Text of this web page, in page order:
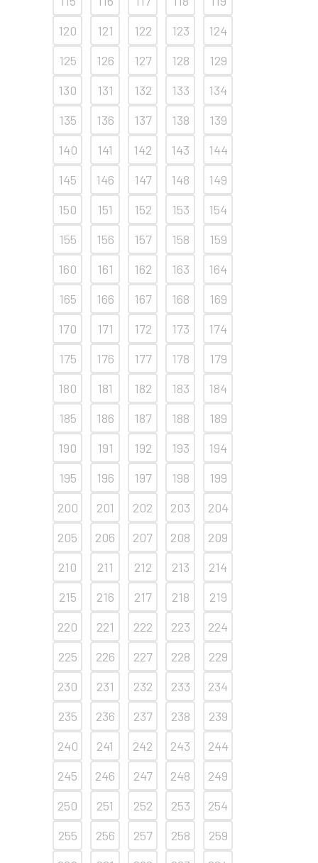
120
121 122 123
124
125
126 127 128
129
130
131 132 133
134
135
136 137 138
139
140
141 142 143
144
145
146 147 148
149
150
151 152 153
154
155
156 157 158
159
160
161 162 163
164
165
166 167 168
169
170
171 172 173
174
175
176 177 178
179
180
181 182 183
184
185
186 187 188
189
190
191 192 193
194
195
196 197 198
199
200
201 202 203
204
205
206 207 208
209
210
211 212 213
214
215
216 217 218
219
220
221 222 223
224
225
226 227 228
229
230
231 232 233
234
235
236 237 238
239
240
241 242 243
244
245
246 247 248
249
250
251 252 253
254
255
256 257 258
259